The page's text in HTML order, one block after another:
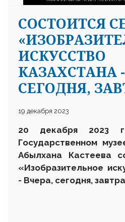
СОСТОИТСЯ
ИСКУССТВО
КАЗАХСТАНА
СЕГОДНЯ,
19 декабря 2023
20 декабря 2023
Государственном
Абылхана Кастеева
«Изобразительное
- Вчера, сегодня,